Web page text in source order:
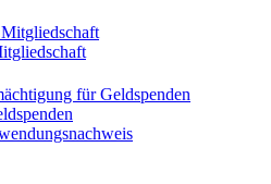
für Geldspenden